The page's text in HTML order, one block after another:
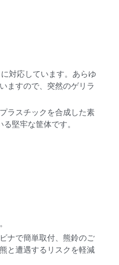
対応しています。あらゆ
ますので、突然のゲリラ
ラスチックを合成した素
堅牢な筐体です。
ナで簡単取付、熊鈴のご
と遭遇するリスクを軽減